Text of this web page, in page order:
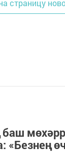
страницу
«Безнең